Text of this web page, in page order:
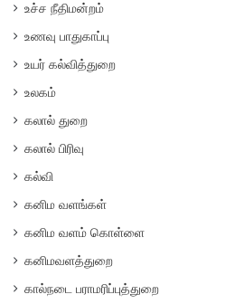
உச்ச நீதிமன்றம்
உணவு பாதுகாப்பு
உயர் கல்வித்துறை
உலகம்
கலால் துறை
கலால் பிரிவு
கல்வி
கனிம வளங்கள்
கனிம வளம் கொள்ளை
கனிமவளத்துறை
கால்நடை பராமரிப்புத்துறை